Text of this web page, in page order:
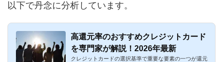
以下で丹念に分析しています。
高還元率のおすすめクレジットカード
を専門家が解説！2026年最新
クレジットカードの選択基準で重要な要素の一つが還元